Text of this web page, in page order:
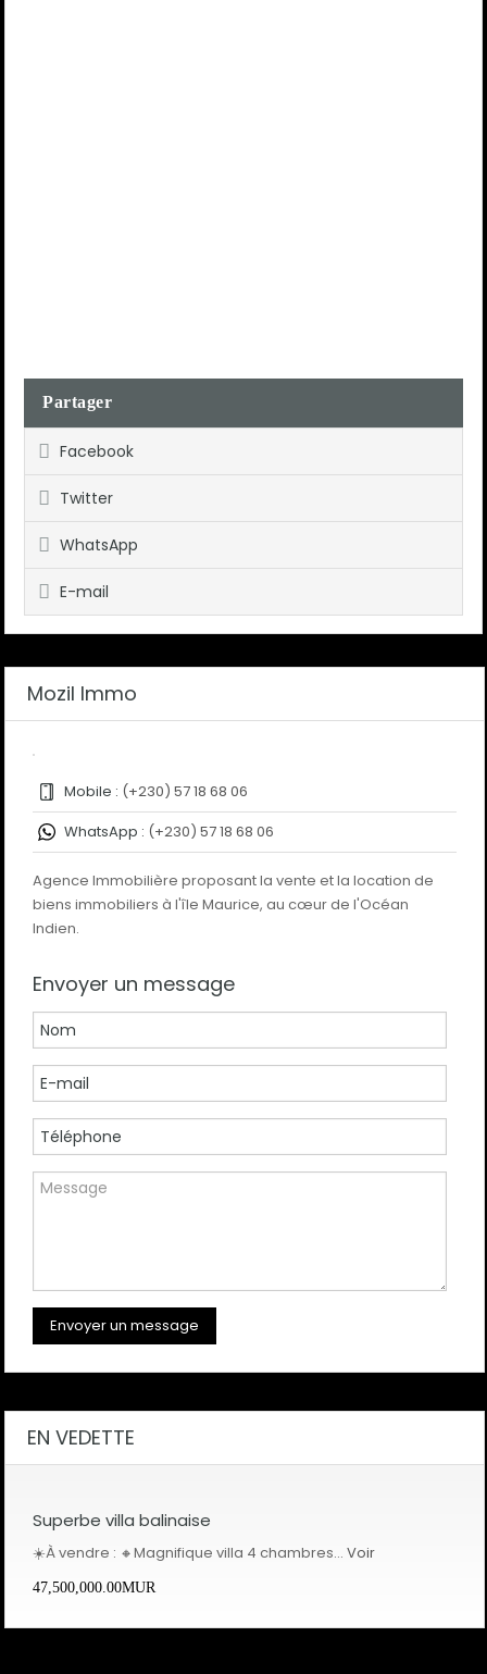
Partager
Facebook
Twitter
WhatsApp
E-mail
Mozil Immo
Mobile : (+230) 57 18 68 06
WhatsApp : (+230) 57 18 68 06
Agence Immobilière proposant la vente et la location de
biens immobiliers à l'île Maurice, au cœur de l'Océan
Indien.
Envoyer un message
EN VEDETTE
Superbe villa balinaise
☀️À vendre : 🔸Magnifique villa 4 chambres… Voir
47,500,000.00MUR